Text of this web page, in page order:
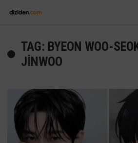
TAG: BYEON WOO-
JINWOO